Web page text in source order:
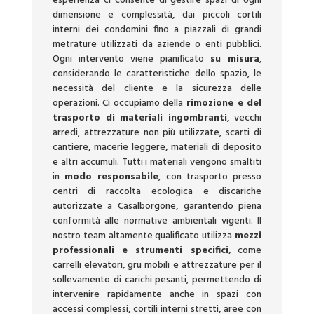
dimensione e complessità, dai piccoli cortili
interni dei condomini fino a piazzali di grandi
metrature utilizzati da aziende o enti pubblici.
Ogni intervento viene pianificato su misura,
considerando le caratteristiche dello spazio, le
necessità del cliente e la sicurezza delle
operazioni. Ci occupiamo della rimozione e del
trasporto di materiali ingombranti, vecchi
arredi, attrezzature non più utilizzate, scarti di
cantiere, macerie leggere, materiali di deposito
e altri accumuli. Tutti i materiali vengono smaltiti
in modo responsabile, con trasporto presso
centri di raccolta ecologica e discariche
autorizzate a Casalborgone, garantendo piena
conformità alle normative ambientali vigenti. Il
nostro team altamente qualificato utilizza mezzi
professionali e strumenti specifici, come
carrelli elevatori, gru mobili e attrezzature per il
sollevamento di carichi pesanti, permettendo di
intervenire rapidamente anche in spazi con
accessi complessi, cortili interni stretti, aree con